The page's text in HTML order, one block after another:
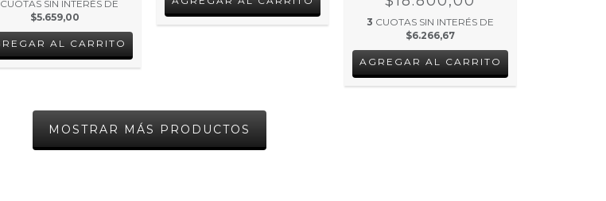
CUOTAS SIN INTERÉS DE
$5.659,00
3 CUOTAS SIN INTERÉS DE
$6.266,67
MOSTRAR MÁS PRODUCTOS